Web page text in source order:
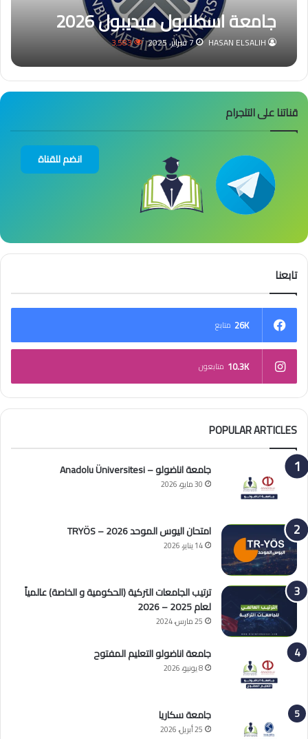
جامعة اسطنبول ميديبول 2026
HASAN ELSALIH 7 فبراير، 2025 3٬583
قناتنا على التلجرام
انضم للقناة
تابعنا
26K متابع
10.3K متابعون
POPULAR ARTICLES
جامعة اناضولو – Anadolu Üniversitesi
30 مايو، 2026
امتحان اليوس الموحد 2026 – TRYÖS
14 يناير، 2026
ترتيب الجامعات التركية (الحكومية و الخاصة) عالمياً
لعام 2025 – 2026
25 مارس، 2024
جامعة اناضولو التعليم المفتوح
8 يونيو، 2026
جامعة سكاريا
25 أبريل، 2026